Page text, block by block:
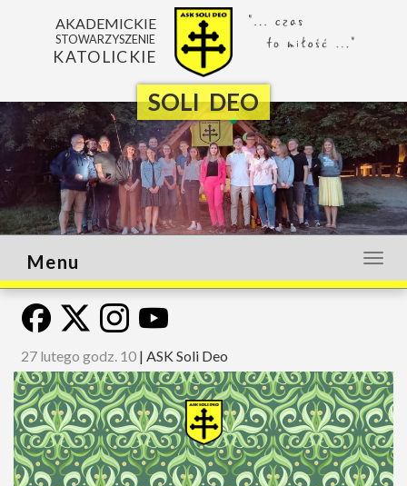
SOLI DEO
AKADEMICKIE
STOWARZYSZENIE
KATOLICKIE
lub
Menu
27 lutego godz. 10 | ASK Soli Deo